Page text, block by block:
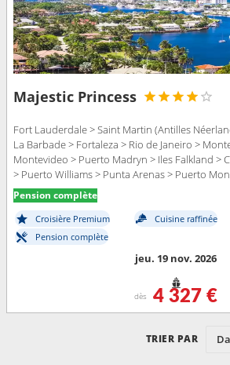
Majestic Princess
Fort Lauderdale > Saint Martin (Antilles
La Barbade > Fortaleza > Rio de Janeiro >
Montevideo > Puerto Madryn > Iles Falkland >
> Puerto Williams > Punta Arenas > Puerto
Pension complète
Croisière Premium Cuisine raffinée
Pension complète
jeu. 19 nov. 2026
dès 4 327 €
TRIER PAR